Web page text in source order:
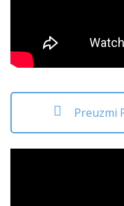
Preuzmi